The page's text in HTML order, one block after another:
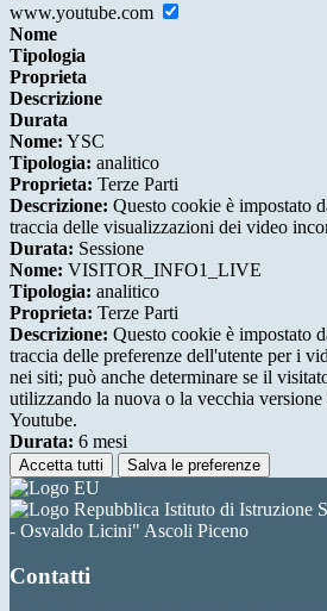
www.youtube.com
Nome
Tipologia
Proprieta
Descrizione
Durata
Nome: YSC
Tipologia: analitico
Proprieta: Terze Parti
Descrizione: Questo cookie è impostato
traccia delle visualizzazioni dei video
Durata: Sessione
Nome: VISITOR_INFO1_LIVE
Tipologia: analitico
Proprieta: Terze Parti
Descrizione: Questo cookie è impostato
traccia delle preferenze dell'utente per i
nei siti; può anche determinare se il
utilizzando la nuova o la vecchia
Youtube.
Durata: 6 mesi
Accetta tutti Salva le preferenze
Istituto di Istruzione
- Osvaldo Licini" Ascoli Piceno
Contatti